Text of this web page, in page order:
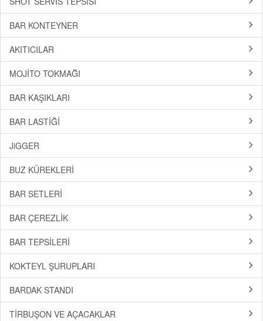
BAR KONTEYNER
AKITICILAR
MOJİTO TOKMAĞI
BAR KAŞIKLARI
BAR LASTİĞİ
JiGGER
BUZ KÜREKLERİ
BAR SETLERİ
BAR ÇEREZLİK
BAR TEPSİLERİ
KOKTEYL ŞURUPLARI
BARDAK STANDI
TİRBUŞON VE AÇACAKLAR